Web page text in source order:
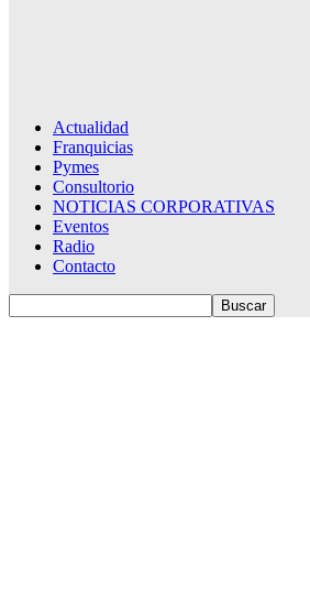
Actualidad
Franquicias
Pymes
Consultorio
NOTICIAS CORPORATIVAS
Eventos
Radio
Contacto